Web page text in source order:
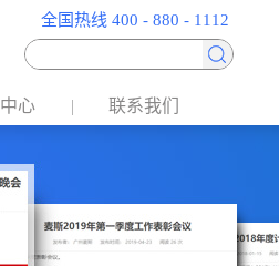
全国热线 400 - 880 - 1112
心 联系我们